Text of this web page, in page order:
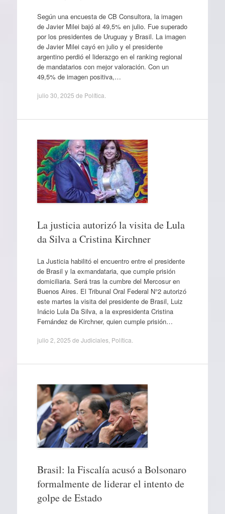
Según una encuesta de CB Consultora, la imagen
de Javier Milei bajó al 49,5% en julio. Fue superado
por los presidentes de Uruguay y Brasil. La imagen
de Javier Milei cayó en julio y el presidente
argentino perdió el liderazgo en el ranking regional
de mandatarios con mejor valoración. Con un
49,5% de imagen positiva,…
julio 30, 2025 de Política
La justicia autorizó la visita de Lula
da Silva a Cristina Kirchner
La Justicia habilitó el encuentro entre el presidente
de Brasil y la exmandataria, que cumple prisión
domiciliaria. Será tras la cumbre del Mercosur en
Buenos Aires. El Tribunal Oral Federal N°2 autorizó
este martes la visita del presidente de Brasil, Luiz
Inácio Lula Da Silva, a la expresidenta Cristina
Fernández de Kirchner, quien cumple prisión…
julio 2, 2025 de Judiciales, Política
Brasil: la Fiscalía acusó a Bolsonaro
formalmente de liderar el intento de
golpe de Estado